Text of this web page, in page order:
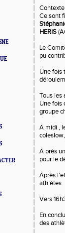
Ce sont
HERIS
Le
pu
Une fois
Tous les
Une fois
groupe
A midi ,
A près
pour le
Après
athlètes
Vers
En
des